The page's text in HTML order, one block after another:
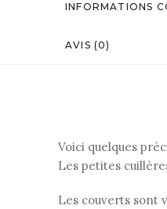
INFORMATIONS
AVIS (0)
Voici quelques
Les petites
Les couverts sont